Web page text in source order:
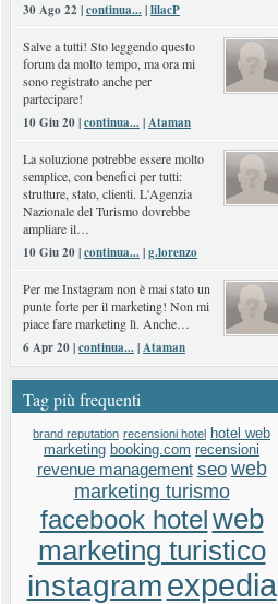
30 Ago 22 |continua...|lilacP
Salve a tutti! Sto leggendo questo
forum da molto tempo, ma ora mi
sono registrato anche per
partecipare!
10 Giu 20 |continua...|Ataman
La soluzione potrebbe essere molto
semplice, con benefici per tutti:
strutture, stato, clienti. L'Agenzia
Nazionale del Turismo dovrebbe
ampliare il…
10 Giu 20 |continua...|g.lorenzo
Per me Instagram non è mai stato un
punte forte per il marketing! Non mi
piace fare marketing lì. Anche…
6 Apr 20 |continua...|Ataman
Tag più frequenti
brand reputation recensioni hotel hotel web
marketing booking.com recensioni
revenue management seo web
marketing turismo
facebook hotelweb
marketing turistico
instagramexpedia